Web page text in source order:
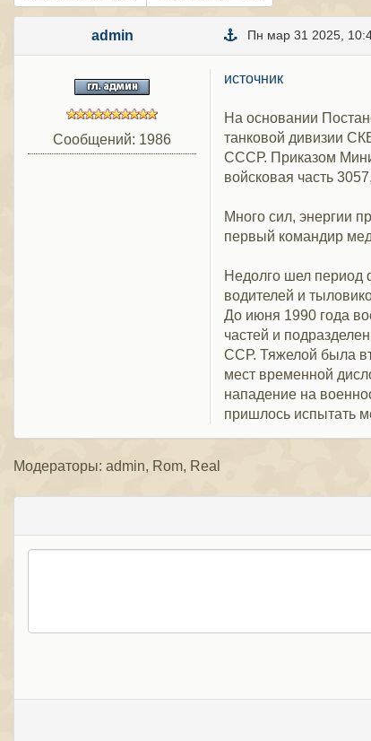
admin Пн мар 31 2025,
Сообщений: 1986
источник
На основании
танковой дивизии
СССР. Приказом
войсковая часть
Много сил, энергии
первый командир
Недолго шел период
водителей и
До июня 1990 года
частей и
ССР. Тяжелой была
мест временной
нападение на
пришлось испытать
Модераторы: admin, Rom, Real